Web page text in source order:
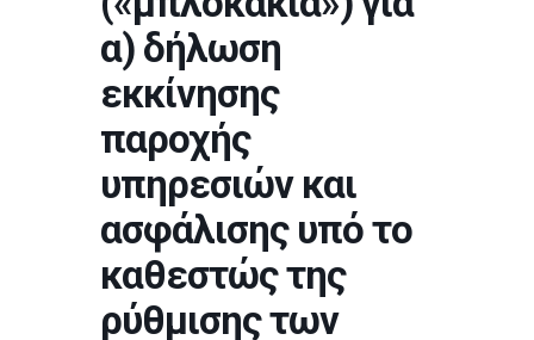
α) δήλωση
εκκίνησης
παροχής
υπηρεσιών και
ασφάλισης υπό το
καθεστώς της
ρύθμισης των